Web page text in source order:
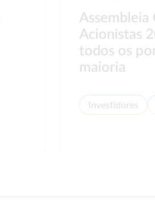
Assembleia
Acionistas
todos os
maioria
Investidores